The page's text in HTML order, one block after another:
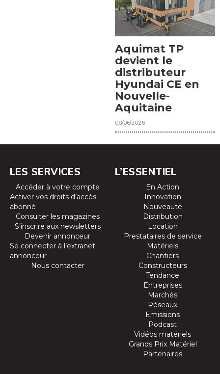
Aquimat TP
devient le
distributeur
Hyundai CE en
Nouvelle-
Aquitaine
08/06/2026
LES SERVICES
Accéder à votre compte
Activer vos droits d’accès
abonné
Consulter les magazines
S’inscrire aux newsletters
Devenir annonceur
Se connecter à l’extranet
annonceur
Nous contacter
L’ESSENTIEL
En Action
Innovation
Nouveauté
Distribution
Location
Prestataires de service
Matériels
Chantiers
Constructeurs
Tendance
Entreprises
Marchés
Réseaux
Emissions
Podcast
Vidéos matériels
Grands Prix Matériel
Partenaires